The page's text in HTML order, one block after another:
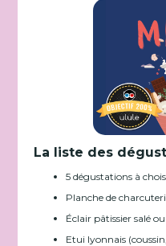
La liste des
5 dégustations à
Planche de
Éclair pâtissier salé
Etui lyonnais